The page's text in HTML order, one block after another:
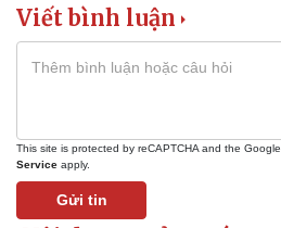
Viết bình luận
This site is protected by reCAPTCHA and the Google
Service apply.
Gửi tin